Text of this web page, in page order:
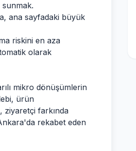
sunmak.
ana sayfadaki büyük
riskini en aza
olarak
mikro dönüşümlerin
ürün
ziyaretçi farkında
rekabet eden